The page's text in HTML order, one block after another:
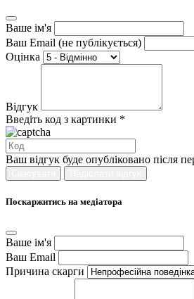
Ваше ім'я
Ваш Email (не публікується)
Оцінка
Відгук
Введіть код з картинки *
Ваш відгук буде опубліковано після
Поскаржитись на медіатора
Ваше ім'я
Ваш Email
Причина скарги